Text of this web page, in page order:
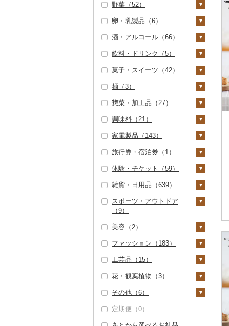
しゃぶしゃぶ（12）
焼肉（46）
牛タン（2）
和牛（0）
黒毛和牛（2）
白老牛（0）
仙台牛（0）
米沢牛（0）
山形牛（0）
常陸牛（0）
上州牛（0）
飛騨牛（0）
近江牛（0）
（157）
但馬牛（4）
土佐あかうし（0）
佐賀牛（0）
長崎和牛（0）
あか牛（0）
（0）
その他牛肉（加工品）
（0）
（2）
唐揚げ（1）
中津からあげ（0）
水炊き（3）
地鶏（14）
赤鶏さつま（0）
その他鶏肉（5）
スカン）（0）
鴨肉（0）
猪肉（1）
その他肉・加工品
（5）
いくら（0）
うに（0）
明太子・たらこ（0）
その他魚卵（0）
貝（1）
帆立（ホタテ）（0）
鮑（アワビ）（0）
牡蠣（カキ）（1）
あさり（0）
しじみ（0）
サザエ（0）
はまぐり（0）
その他貝（0）
うなぎ（3）
鮮魚（0）
イカ・タコ（0）
海苔・海藻（0）
干物（0）
その他魚介・加工品
精米（30）
無洗米（6）
玄米（11）
金芽米（0）
ゆめぴりか（0）
つや姫（0）
コシヒカリ（8）
はえぬき（0）
さがびより（0）
あきたこまち（0）
ひとめぼれ（0）
ミルキークィーン
ななつぼし（0）
その他米（8）
雑穀（0）
餅（0）
その他穀物加工品
ぶどう・マスカット
（0）
その他ぶどう・マスカ
ット（0）
ドライフルーツ（0）
その他果物（1）
びわ（0）
ブルーベリー（0）
パイナップル（0）
栗（0）
その他果物（0）
野菜（52）
いも（6）
じゃがいも（3）
さつまいも（1）
その他いも（2）
トマト（17）
フルーツトマト（0）
ミニトマト（0）
その他トマト（2）
玉ねぎ（0）
ねぎ（1）
とうもろこし（5）
根菜（2）
人参（0）
大根（0）
自然薯（0）
レンコン（0）
にんにく・生姜（0）
その他根菜（2）
アスパラガス（0）
豆（12）
きのこ（0）
その他野菜（11）
山菜（0）
かぼちゃ（0）
卵・乳製品（6）
卵（6）
チーズ（0）
ヨーグルト（0）
牛乳（0）
バター（0）
その他乳製品（0）
酒・アルコール（66）
ビール・発泡酒（0）
日本酒（55）
純米大吟醸（22）
純米吟醸（4）
大吟醸（7）
吟醸（0）
その他日本酒（19）
焼酎（3）
芋焼酎（3）
麦焼酎（0）
米焼酎（0）
黒糖焼酎（0）
その他焼酎（0）
梅酒（3）
泡盛（0）
ワイン（0）
ウイスキー（0）
リキュール・洋酒
ノンアルコール（0）
その他酒（4）
飲料・ドリンク（5）
水・ミネラルウォータ
（0）
茶（0）
果汁飲料（1）
りんごジュース（0）
みかんジュース（オレ
ンジジュース）（0）
紅茶（0）
その他飲料・ジュース
（4）
炭酸飲料（0）
豆乳（0）
その他飲料・ジュース
（2）
菓子・スイーツ（42）
ケーキ（4）
クッキー（1）
焼き菓子（2）
プリン（0）
ゼリー（1）
チョコレート（0）
カステラ（0）
アイス・ジェラート
（33）
その他洋菓子（1）
煎餅・おかき（4）
羊羹（0）
饅頭（0）
大福（0）
その他和菓子（1）
麺（3）
ラーメン（0）
うどん（3）
そば（0）
パスタ（0）
ひやむぎ（0）
そうめん（0）
その他麺（0）
惣菜・加工品（27）
惣菜（3）
餃子（0）
シュウマイ（0）
コロッケ（0）
その他惣菜（2）
カレー・シチュー
その他鍋（1）
スープ（0）
豆腐・納豆（0）
漬物（0）
缶詰・瓶詰（4）
肉（0）
魚（0）
果物（0）
乾物（0）
燻製（スモーク）
調味料（21）
砂糖（0）
塩（0）
醤油（9）
味噌（2）
酢（2）
家電製品（143）
季節・空調家電（2
パソコン・周辺機器
メラ（6）
美容・健康家電（0）
カー用品（14）
時計（0）
その他家電（9）
旅行券・宿泊券（1）
旅行券（1）
JTBふるさと旅行クー
（0）
（紙券）（0）
その他旅行券（0）
宿泊券（0）
体験・チケット（59）
PayPay商品券（0）
食事券（7）
用券（0）
水族館（0）
動物園（0）
釣り（0）
ダイビング（0）
スキーチケット・リフ
雑貨・日用品（639）
家具・インテリア（2
88）
タンス（1）
机・テーブル（27）
椅子・チェア・ソファ
ア（167）
寝具（14）
布団（0）
枕（14）
毛布（0）
タオルケット（0）
その他寝具（5）
タオル（0）
文房具・印鑑（1）
ボールペン（1）
ノート・ファイル
食器（15）
グラス・カップ（6）
タンブラー（2）
キッチン用品（217）
包丁（0）
日用品（70）
スポーツ・アウトドア
（9）
ゴルフ（1）
ゴルフボール（0）
ゴルフクラブ（0）
ゴルフウェア（0）
その他ゴルフ（0）
釣り（0）
サイクリング（0）
アウトドア・キャンプ
美容（2）
スキンケア（0）
シャンプー・リンス
（0）
入浴剤（0）
ファッション（183）
鞄・バッグ（0）
洋服（76）
女性・レディース（3
和服（0）
靴・履物（100）
工芸品（15）
織物（0）
陶器・漆器（1）
信楽焼（0）
その他装飾品・工芸品
花・観葉植物（3）
観葉植物・苗木（0）
花（1）
その他（6）
地域サービス（5）
定期便（0）